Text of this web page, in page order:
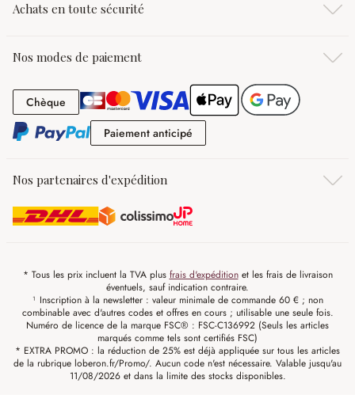
Achats en toute sécurité
Nos modes de paiement
Chèque Chèque
Paiement anticipé
Nos partenaires d'expédition
* Tous les prix incluent la TVA plus frais d'expéditionet les frais de livraison
éventuels, sauf indication contraire.
¹ Inscription à la newsletter : valeur minimale de commande 60 € ; non
combinable avec d'autres codes et offres en cours ; utilisable une seule fois.
Numéro de licence de la marque FSC® : FSC-C136992 (Seuls les articles
marqués comme tels sont certifiés FSC)
* EXTRA PROMO : la réduction de 25% est déjà appliquée sur tous les articles
de la rubrique loberon.fr/Promo/. Aucun code n'est nécessaire. Valable jusqu'au
11/08/2026 et dans la limite des stocks disponibles.